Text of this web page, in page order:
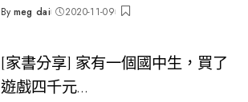
Posted
By meg dai 2020-11-09
[家書分享] 家有一個國中生，買了
遊戲四千元…